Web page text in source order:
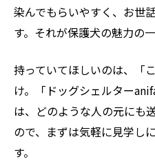
染んでもらいやすく、お世
す。それが保護犬の魅力の
持っていてほしいのは、「
け。「ドッグシェルター
は、どのような人の元にも
ので、まずは気軽に見学し
す。